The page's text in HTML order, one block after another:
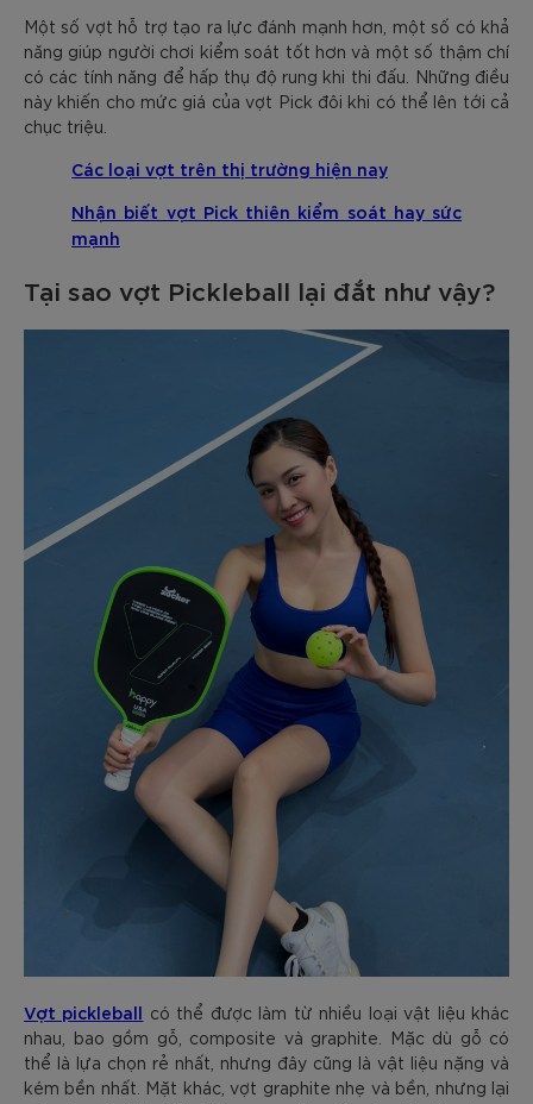
Một số vợt hỗ trợ tạo ra lực đánh mạnh hơn, một số có khả
năng giúp người chơi kiểm soát tốt hơn và một số thậm chí
có các tính năng để hấp thụ độ rung khi thi đấu. Những điều
này khiến cho mức giá của vợt Pick đôi khi có thể lên tới cả
chục triệu.
Các loại vợt trên thị trường hiện nay
Nhận biết vợt Pick thiên kiểm soát hay sức
mạnh
Tại sao vợt Pickleball lại đắt như vậy?
Vợt pickleball có thể được làm từ nhiều loại vật liệu khác
nhau, bao gồm gỗ, composite và graphite. Mặc dù gỗ có
thể là lựa chọn rẻ nhất, nhưng đây cũng là vật liệu nặng và
kém bền nhất. Mặt khác, vợt graphite nhẹ và bền, nhưng lại